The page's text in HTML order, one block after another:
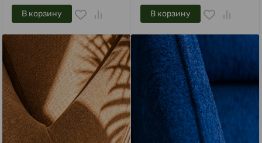
В корзину В корзину